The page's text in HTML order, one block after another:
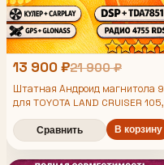
13 900 ₽21 900 ₽
Штатная Андроид магнитола 9
для TOYOTA LAND CRUISER 105,
4/64гб, DSP, беспроводной
CarPlay и Android Auto, GPS и
ГЛОНАСС
Сравнить В корзину